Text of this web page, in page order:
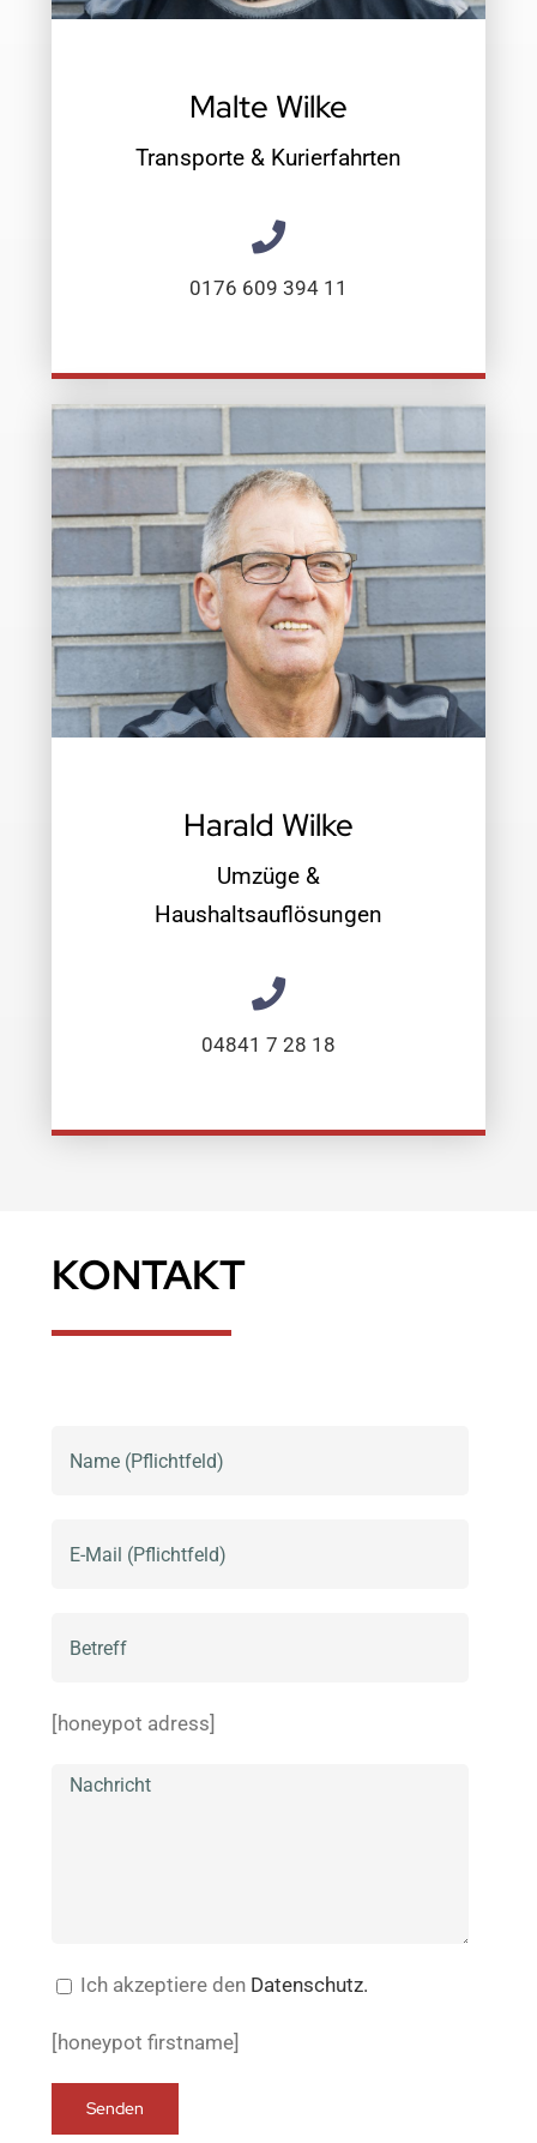
Malte Wilke
Transporte & Kurierfahrten
0176 609 394 11
Harald Wilke
Umzüge &
Haushaltsauflösungen
04841 7 28 18
KONTAKT
[honeypot adress]
Ich akzeptiere den Datenschutz.
[honeypot firstname]